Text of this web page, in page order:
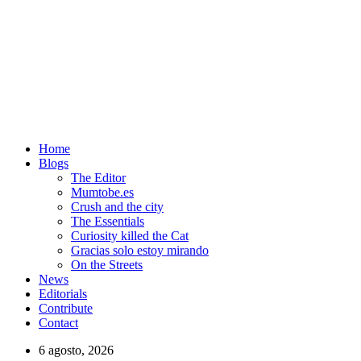
Home
Blogs
The Editor
Mumtobe.es
Crush and the city
The Essentials
Curiosity killed the Cat
Gracias solo estoy mirando
On the Streets
News
Editorials
Contribute
Contact
6 agosto, 2026